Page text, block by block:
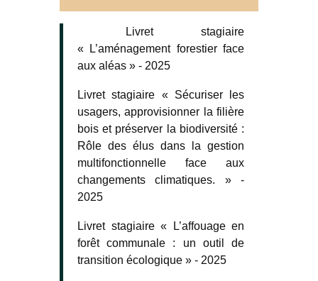
Livret stagiaire
« L’aménagement forestier face
aux aléas » - 2025
Livret stagiaire « Sécuriser les
usagers, approvisionner la filière
bois et préserver la biodiversité :
Rôle des élus dans la gestion
multifonctionnelle face aux
changements climatiques. » -
2025
Livret stagiaire « L’affouage en
forêt communale : un outil de
transition écologique » - 2025